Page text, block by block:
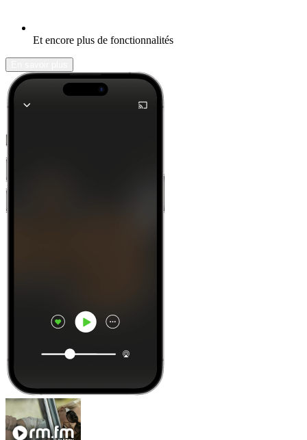
Et encore plus de fonctionnalités